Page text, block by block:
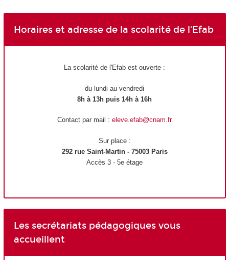
Horaires et adresse de la scolarité de l'Efab
La scolarité de l'Efab est ouverte :
du lundi au vendredi
8h à 13h puis 14h à 16h
Contact par mail : eleve.efab@cnam.fr
Sur place :
292 rue Saint-Martin - 75003 Paris
Accès 3 - 5e étage
Les secrétariats pédagogiques vous
accueillent